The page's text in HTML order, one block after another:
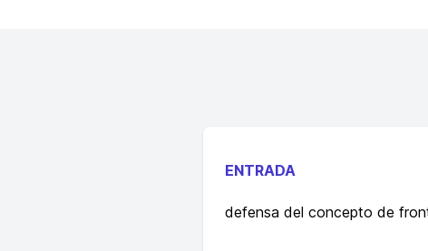
ENTRADA
defensa del concepto de